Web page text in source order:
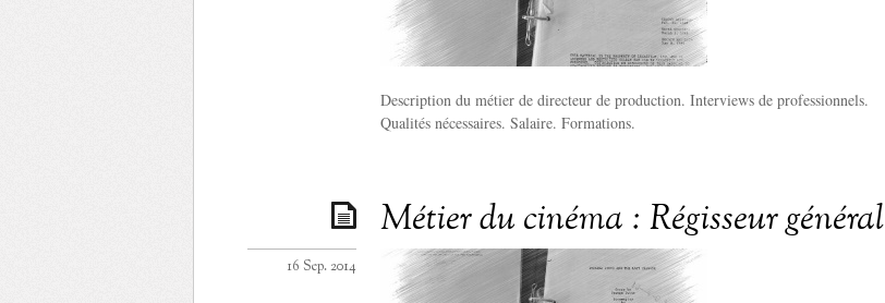
Description du métier de directeur de production. Interviews de professionnels.
Qualités nécessaires. Salaire. Formations.
Métier du cinéma : Régisseur général
16 Sep. 2014